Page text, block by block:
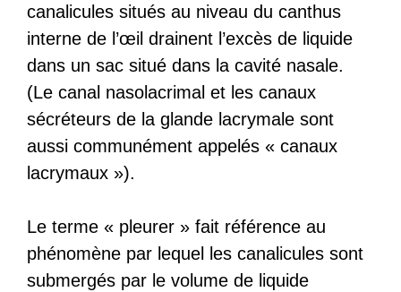
canalicules situés au niveau du canthus
interne de l’œil drainent l’excès de liquide
dans un sac situé dans la cavité nasale.
(Le canal nasolacrimal et les canaux
sécréteurs de la glande lacrymale sont
aussi communément appelés « canaux
lacrymaux »).
Le terme « pleurer » fait référence au
phénomène par lequel les canalicules sont
submergés par le volume de liquide